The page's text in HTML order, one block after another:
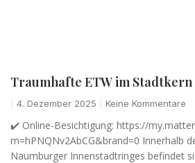
Traumhafte ETW im
4. Dezember 2025 Keine Kommentare
✔️ Online-Besichtigung: https://
m=hPNQNv2AbCG&brand=0 Innerhalb
Naumburger Innenstadtringes befindet